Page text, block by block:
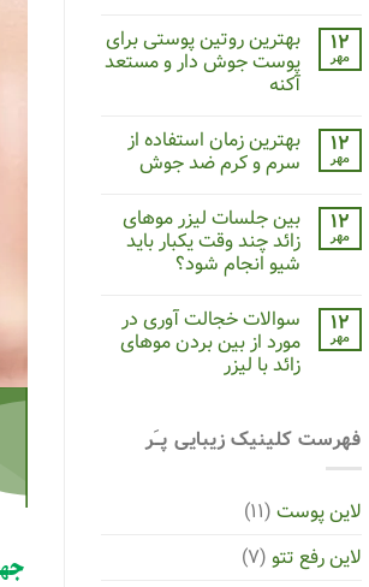
۱۲
مهر
بهترین روتین پوستی برای
پوست جوش دار و مستعد
آکنه
۱۲
مهر
بهترین زمان استفاده از
سرم و کرم ضد جوش
۱۲
مهر
بین جلسات لیزر موهای
زائد چند وقت یکبار باید
شیو انجام شود؟
۱۲
مهر
سوالات خجالت‌ آوری در
مورد از بین بردن موهای
زائد با لیزر
فهرست کلینیک زیبایی پــَر
لاین پوست (۱۱)
لاین رفع تتو (۷)